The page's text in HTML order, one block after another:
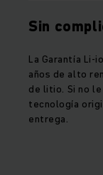
Sin
La Garantía Li-
años de alto
de litio. Si no
tecnología
entrega.